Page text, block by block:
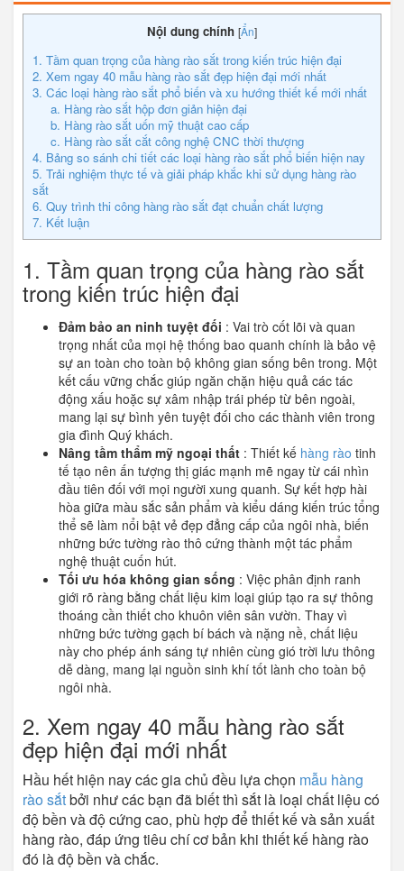
Nội dung chính [Ẩn]
1. Tầm quan trọng của hàng rào sắt trong kiến trúc hiện đại
2. Xem ngay 40 mẫu hàng rào sắt đẹp hiện đại mới nhất
3. Các loại hàng rào sắt phổ biến và xu hướng thiết kế mới nhất
a. Hàng rào sắt hộp đơn giản hiện đại
b. Hàng rào sắt uốn mỹ thuật cao cấp
c. Hàng rào sắt cắt công nghệ CNC thời thượng
4. Bảng so sánh chi tiết các loại hàng rào sắt phổ biến hiện nay
5. Trải nghiệm thực tế và giải pháp khắc khi sử dụng hàng rào
sắt
6. Quy trình thi công hàng rào sắt đạt chuẩn chất lượng
7. Kết luận
1. Tầm quan trọng của hàng rào sắt
trong kiến trúc hiện đại
Đảm bảo an ninh tuyệt đối : Vai trò cốt lõi và quan
trọng nhất của mọi hệ thống bao quanh chính là bảo vệ
sự an toàn cho toàn bộ không gian sống bên trong. Một
kết cấu vững chắc giúp ngăn chặn hiệu quả các tác
động xấu hoặc sự xâm nhập trái phép từ bên ngoài,
mang lại sự bình yên tuyệt đối cho các thành viên trong
gia đình Quý khách.
Nâng tầm thẩm mỹ ngoại thất : Thiết kế hàng rào tinh
tế tạo nên ấn tượng thị giác mạnh mẽ ngay từ cái nhìn
đầu tiên đối với mọi người xung quanh. Sự kết hợp hài
hòa giữa màu sắc sản phẩm và kiểu dáng kiến trúc tổng
thể sẽ làm nổi bật vẻ đẹp đẳng cấp của ngôi nhà, biến
những bức tường rào thô cứng thành một tác phẩm
nghệ thuật cuốn hút.
Tối ưu hóa không gian sống : Việc phân định ranh
giới rõ ràng bằng chất liệu kim loại giúp tạo ra sự thông
thoáng cần thiết cho khuôn viên sân vườn. Thay vì
những bức tường gạch bí bách và nặng nề, chất liệu
này cho phép ánh sáng tự nhiên cùng gió trời lưu thông
dễ dàng, mang lại nguồn sinh khí tốt lành cho toàn bộ
ngôi nhà.
2. Xem ngay 40 mẫu hàng rào sắt
đẹp hiện đại mới nhất
Hầu hết hiện nay các gia chủ đều lựa chọn mẫu hàng
rào sắtbởi như các bạn đã biết thì sắt là loại chất liệu có
độ bền và độ cứng cao, phù hợp để thiết kế và sản xuất
hàng rào, đáp ứng tiêu chí cơ bản khi thiết kế hàng rào
đó là độ bền và chắc.